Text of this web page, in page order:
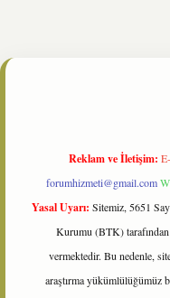
Reklam ve İletişim:
forumhizmeti@gmail.com
Yasal Uyarı: Sitemiz, 5651
Kurumu (BTK) tarafından
vermektedir. Bu nedenle,
araştırma yükümlülüğümüz